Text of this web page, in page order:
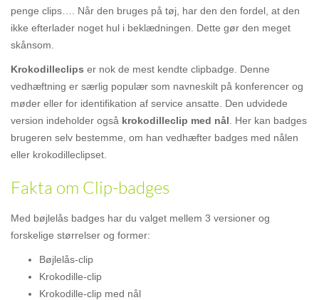
penge clips…. Når den bruges på tøj, har den den fordel, at den
ikke efterlader noget hul i beklædningen. Dette gør den meget
skånsom.
Krokodilleclips er nok de mest kendte clipbadge. Denne
vedhæftning er særlig populær som navneskilt på konferencer og
møder eller for identifikation af service ansatte. Den udvidede
version indeholder også krokodilleclip med nål . Her kan badges
brugeren selv bestemme, om han vedhæfter badges med nålen
eller krokodilleclipset.
Fakta om Clip-badges
Med bøjlelås badges har du valget mellem 3 versioner og
forskelige størrelser og former:
Bøjlelås-clip
Krokodille-clip
Krokodille-clip med nål